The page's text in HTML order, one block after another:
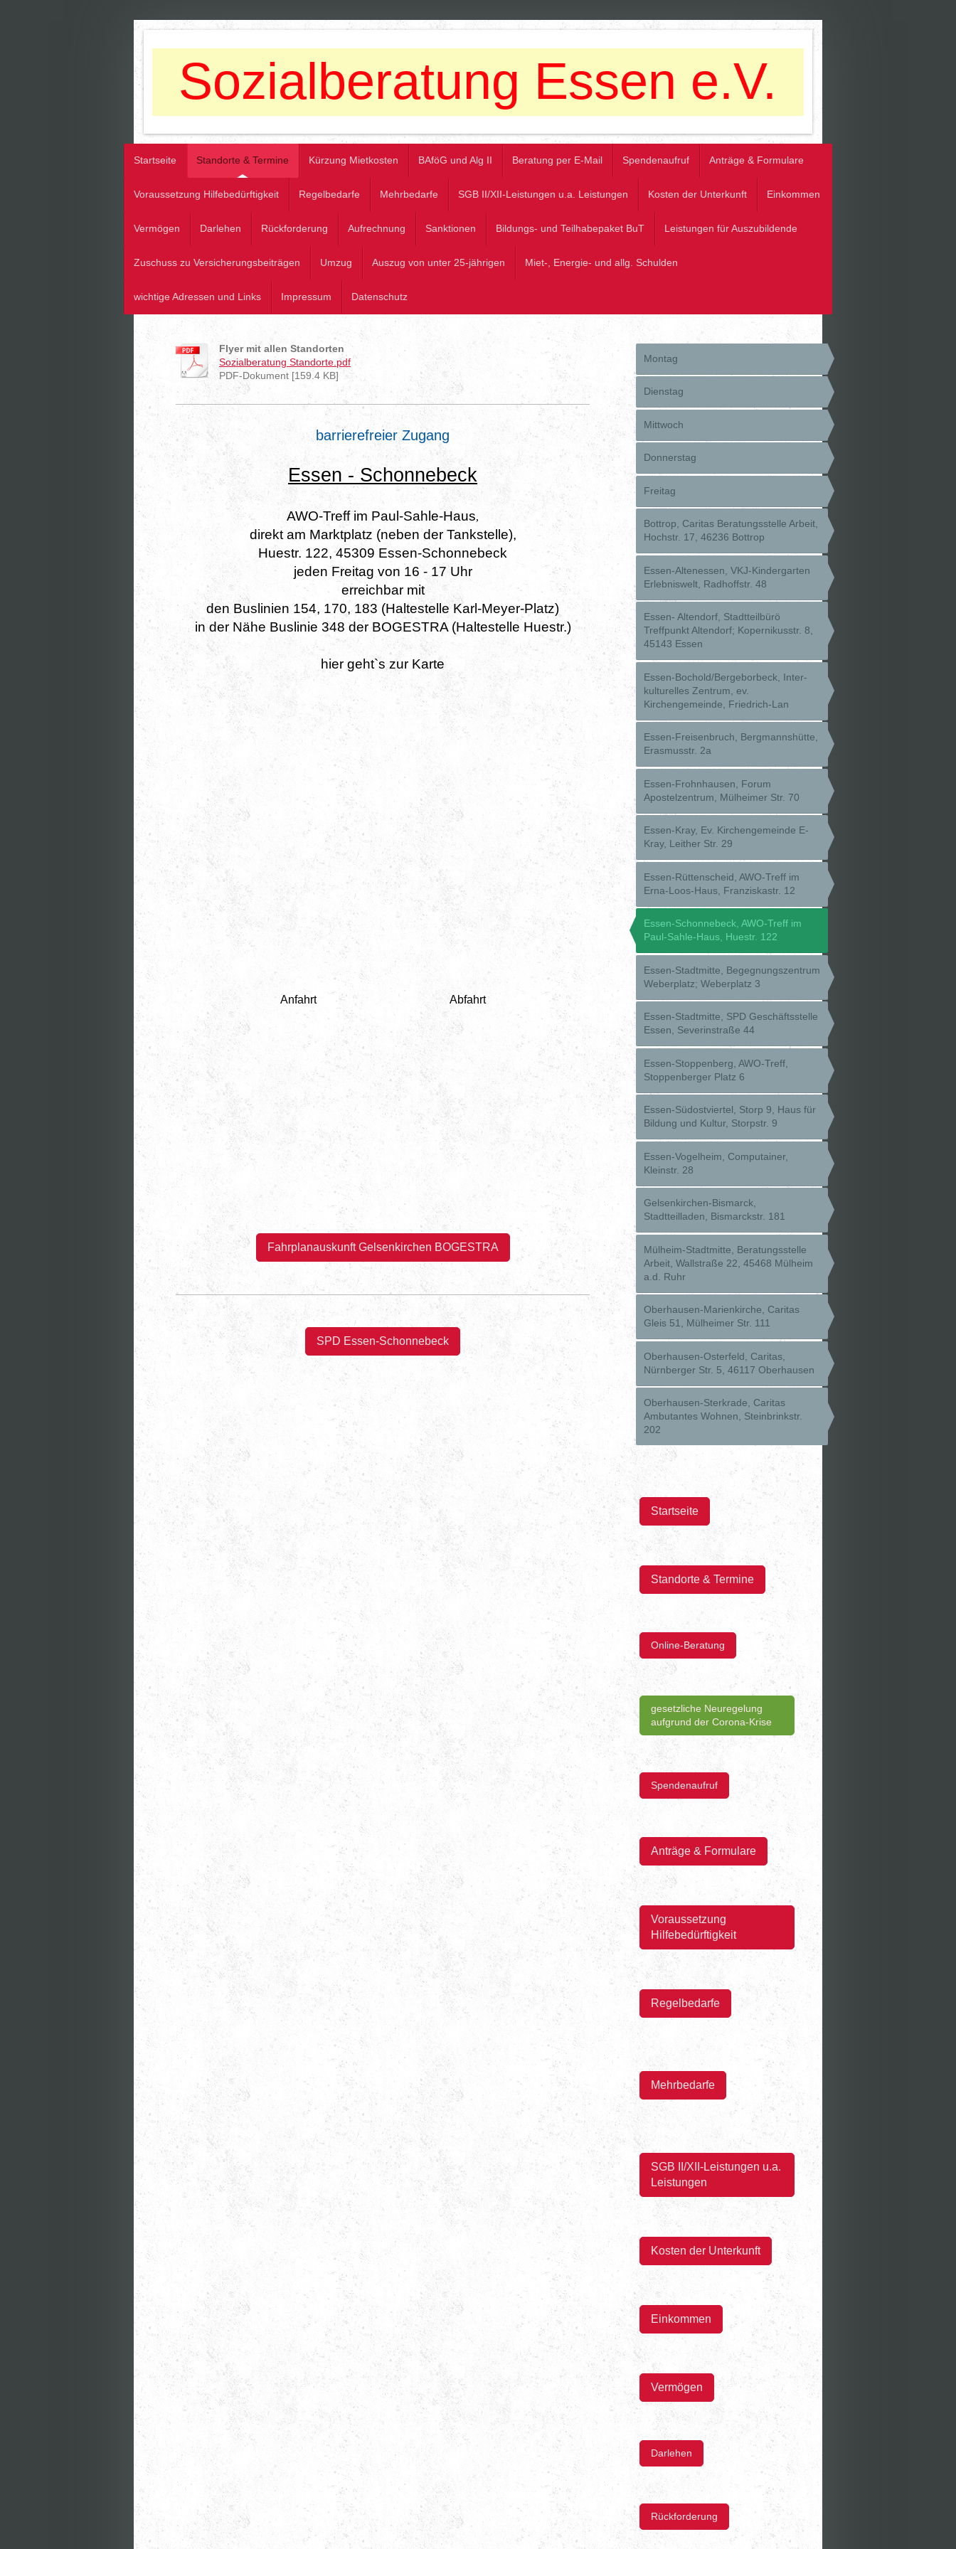
Sozialberatung Essen e.V.
Startseite Standorte & Termine Kürzung Mietkosten BAföG und Alg II Beratung per E-Mail Spendenaufruf Anträge & Formulare
Voraussetzung Hilfebedürftigkeit Regelbedarfe Mehrbedarfe SGB II/XII-Leistungen u.a. Leistungen Kosten der Unterkunft Einkommen
Vermögen Darlehen Rückforderung Aufrechnung Sanktionen Bildungs- und Teilhabepaket BuT Leistungen für Auszubildende
Zuschuss zu Versicherungsbeiträgen Umzug Auszug von unter 25-jährigen Miet-, Energie- und allg. Schulden
wichtige Adressen und Links Impressum Datenschutz
Flyer mit allen Standorten
Sozialberatung Standorte.pdf
PDF-Dokument [159.4 KB]
barrierefreier Zugang
Essen - Schonnebeck
AWO-Treff im Paul-Sahle-Haus,
direkt am Marktplatz (neben der Tankstelle),
Huestr. 122, 45309 Essen-Schonnebeck
jeden Freitag von 16 - 17 Uhr
erreichbar mit
den Buslinien 154, 170, 183 (Haltestelle Karl-Meyer-Platz)
in der Nähe Buslinie 348 der BOGESTRA (Haltestelle Huestr.)
hier geht`s zur Karte
Anfahrt Abfahrt
Fahrplanauskunft Gelsenkirchen BOGESTRA
SPD Essen-Schonnebeck
Montag
Dienstag
Mittwoch
Donnerstag
Freitag
Bottrop, Caritas Beratungsstelle Arbeit,
Hochstr. 17, 46236 Bottrop
Essen-Altenessen, VKJ-Kindergarten
Erlebniswelt, Radhoffstr. 48
Essen- Altendorf, Stadtteilbürö
Treffpunkt Altendorf; Kopernikusstr. 8,
45143 Essen
Essen-Bochold/Bergeborbeck, Inter-
kulturelles Zentrum, ev.
Kirchengemeinde, Friedrich-Lan
Essen-Freisenbruch, Bergmannshütte,
Erasmusstr. 2a
Essen-Frohnhausen, Forum
Apostelzentrum, Mülheimer Str. 70
Essen-Kray, Ev. Kirchengemeinde E-
Kray, Leither Str. 29
Essen-Rüttenscheid, AWO-Treff im
Erna-Loos-Haus, Franziskastr. 12
Essen-Schonnebeck, AWO-Treff im
Paul-Sahle-Haus, Huestr. 122
Essen-Stadtmitte, Begegnungszentrum
Weberplatz; Weberplatz 3
Essen-Stadtmitte, SPD Geschäftsstelle
Essen, Severinstraße 44
Essen-Stoppenberg, AWO-Treff,
Stoppenberger Platz 6
Essen-Südostviertel, Storp 9, Haus für
Bildung und Kultur, Storpstr. 9
Essen-Vogelheim, Computainer,
Kleinstr. 28
Gelsenkirchen-Bismarck,
Stadtteilladen, Bismarckstr. 181
Mülheim-Stadtmitte, Beratungsstelle
Arbeit, Wallstraße 22, 45468 Mülheim
a.d. Ruhr
Oberhausen-Marienkirche, Caritas
Gleis 51, Mülheimer Str. 111
Oberhausen-Osterfeld, Caritas,
Nürnberger Str. 5, 46117 Oberhausen
Oberhausen-Sterkrade, Caritas
Ambutantes Wohnen, Steinbrinkstr.
202
Startseite
Standorte & Termine
Online-Beratung
gesetzliche Neuregelung
aufgrund der Corona-Krise
Spendenaufruf
Anträge & Formulare
Voraussetzung
Hilfebedürftigkeit
Regelbedarfe
Mehrbedarfe
SGB II/XII-Leistungen u.a.
Leistungen
Kosten der Unterkunft
Einkommen
Vermögen
Darlehen
Rückforderung